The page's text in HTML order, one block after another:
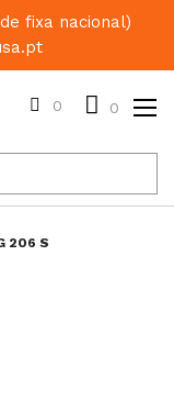
fixa nacional)
0 0
206 S